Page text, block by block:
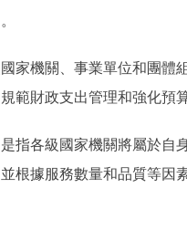
機關、事業單位和團體組
範財政支出管理和強化預
各級國家機關將屬於自身
根據服務數量和品質等因